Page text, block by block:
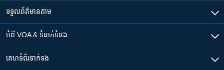
ទទួល​ព័ត៌មាន​តាម
អំពី​ VOA & ទំនាក់ទំនង
គេហទំព័រ​​ទាក់ទង